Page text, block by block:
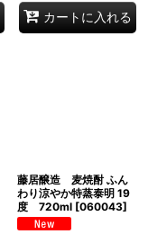
カートに入れる
藤居醸造 麦焼酎 ふん
わり涼やか特蒸泰明 19
度 720ml [060043]